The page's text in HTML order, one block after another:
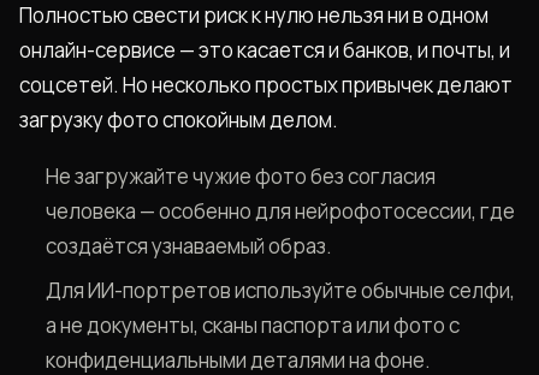
Полностью свести риск к нулю нельзя ни в одном
онлайн-сервисе — это касается и банков, и почты, и
соцсетей. Но несколько простых привычек делают
загрузку фото спокойным делом.
Не загружайте чужие фото без согласия
человека — особенно для нейрофотосессии, где
создаётся узнаваемый образ.
Для ИИ-портретов используйте обычные селфи,
а не документы, сканы паспорта или фото с
конфиденциальными деталями на фоне.